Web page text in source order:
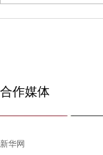
合作媒体
新华网